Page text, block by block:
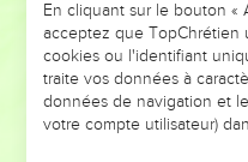
N'éteignez pas l'Esprit,
ne méprisez pas les
mais examinez tout et
Abstenez-vous de toute
En cliquant sur le bouton «
acceptez que TopChrétien
cookies ou l'identifiant
traite vos données à
données de navigation et
votre compte utilisateur)